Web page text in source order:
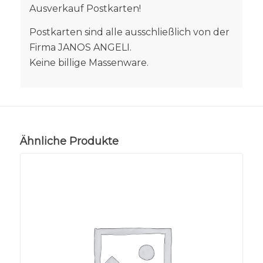
Ausverkauf Postkarten!
Postkarten sind alle ausschließlich von der
Firma JANOS ANGELI.
Keine billige Massenware.
Ähnliche Produkte